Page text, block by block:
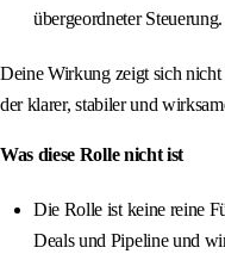
übergeordneter Steuerung.
Deine Wirkung zeigt sich
der klarer, stabiler und
Was diese Rolle nicht ist
Die Rolle ist keine reine
Deals und Pipeline und